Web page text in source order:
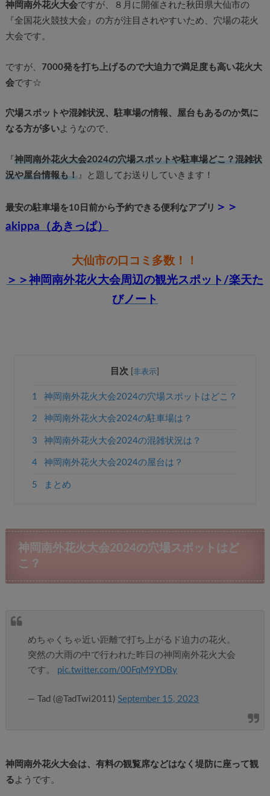
神岡南外花火大会ですが、８月に開催された秋田県大仙市の
『全国花火競技大会』の方が注目されやすいため、穴場の花火
大会です。
ですが、 7000発を打ち上げるので大迫力で満足度も高い花火大
会です☆
穴場スポットや混雑状況、駐車場の情報、屋台もあるのか気に
なる方が多いようなので、
『 神岡南外花火大会2024の穴場スポットや駐車場どこ？混雑状
況や屋台情報も！』と題してお送りしていきます！
最安の駐車場を10日前から予約できる便利なアプリ ＞＞
akippa（あきっぱ）
大仙市の口コミ多数！！
＞＞神岡南外花火大会周辺の観光スポット/楽天た
びノート
目次 [非表示
1 神岡南外花火大会2024の穴場スポットはどこ？
2 神岡南外花火大会2024の駐車場は？
3 神岡南外花火大会2024の混雑状況は？
4 神岡南外花火大会2024の屋台は？
5 まとめ
神岡南外花火大会2024の穴場スポットはど
こ？
めちゃくちゃ近い距離で打ち上がるド迫力の花火。
突然の大雨の中で行われた昨日の神岡南外花火大会
です。 pic.twitter.com/00FqM9YDBy
— Tad (@TadTwi2011)September 15, 2023
神岡南外花火大会は、有料の観覧席などはなく堤防に座って観
る ようです。